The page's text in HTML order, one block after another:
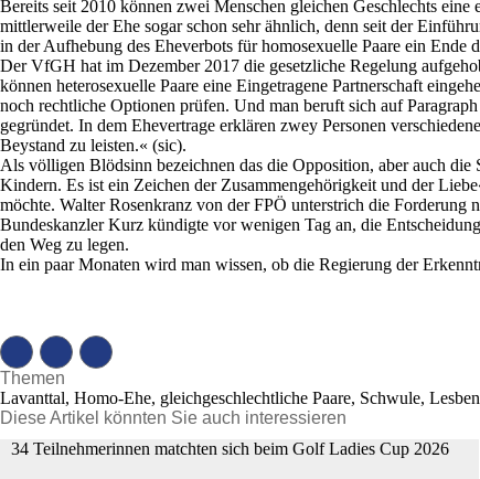
Bereits seit 2010 können zwei Menschen gleichen Geschlechts
mittlerweile der Ehe sogar schon sehr ähnlich, denn seit der
in der Aufhebung des Eheverbots für homosexuelle Paare ein
Der VfGH hat im Dezember 2017 die gesetzliche Regelung
können heterosexuelle Paare eine Eingetragene Partnerschaft
noch rechtliche Optionen prüfen. Und man beruft sich auf
gegründet. In dem Ehevertrage erklären zwey Personen
Beystand zu leisten.« (sic).
Als völligen Blödsinn bezeichnen das die Opposition, aber auch
Kindern. Es ist ein Zeichen der Zusammengehörigkeit und der
möchte. Walter Rosenkranz von der FPÖ unterstrich die
Bundeskanzler Kurz kündigte vor wenigen Tag an, die
den Weg zu legen.
In ein paar Monaten wird man wissen, ob die Regierung der
Themen
Lavanttal, Homo-Ehe, gleichgeschlechtliche Paare, Schwule,
Diese Artikel könnten Sie auch interessieren
34 Teilnehmerinnen matchten sich beim Golf Ladies Cup 2026